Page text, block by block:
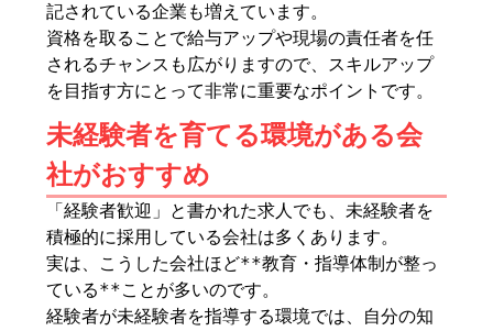
記されている企業も増えています。
資格を取ることで給与アップや現場の責任者を任
されるチャンスも広がりますので、スキルアップ
を目指す方にとって非常に重要なポイントです。
未経験者を育てる環境がある会
社がおすすめ
「経験者歓迎」と書かれた求人でも、未経験者を
積極的に採用している会社は多くあります。
実は、こうした会社ほど**教育・指導体制が整っ
ている**ことが多いのです。
経験者が未経験者を指導する環境では、自分の知